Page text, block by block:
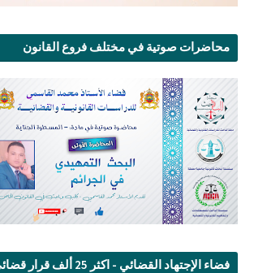
محاضرات صوتية في مختلف فروع القانون
فضاء الإجتهاد القضائي - اكثر 25 ألف قرار قضائي